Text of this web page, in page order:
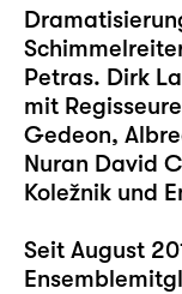
Petras. Dirk
mit
Gedeon,
Nuran David
Koležnik und
Seit August